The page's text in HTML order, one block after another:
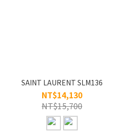
SAINT LAURENT SLM136
NT$14,130
NT$15,700